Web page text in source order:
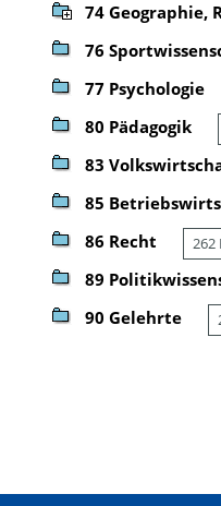
74 Geographie,
76
77 Psychologie
80 Pädagogik
83
85
86 Recht 262
89
90 Gelehrte